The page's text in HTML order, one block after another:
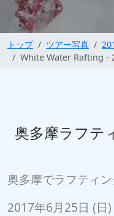
トップ ツアー写真
White Water Rafting -
奥多摩ラフテ
奥多摩でラフティ
2017年6月25日 (日)